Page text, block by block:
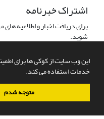
این وب سایت از کوکی ها برای
خدمات استفاده می کند.
متوجه شدم
اشتراک خبرنامه
برای دریافت اخبار و اطلاعیه
شوید.
سامانه مدیریت نشریات علمی.